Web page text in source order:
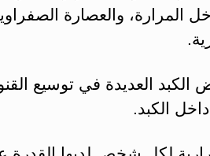
المرارة، والعصارة الصفراوية
العديدة في توسيع
الكبد.